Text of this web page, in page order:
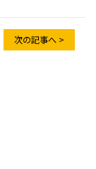
次の記事へ >